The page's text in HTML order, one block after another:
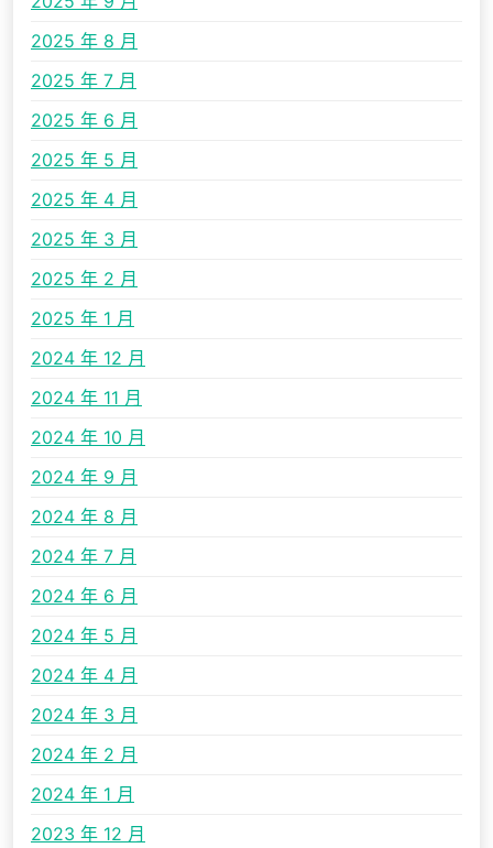
2025 年 8 月
2025 年 7 月
2025 年 6 月
2025 年 5 月
2025 年 4 月
2025 年 3 月
2025 年 2 月
2025 年 1 月
2024 年 12 月
2024 年 11 月
2024 年 10 月
2024 年 9 月
2024 年 8 月
2024 年 7 月
2024 年 6 月
2024 年 5 月
2024 年 4 月
2024 年 3 月
2024 年 2 月
2024 年 1 月
2023 年 12 月